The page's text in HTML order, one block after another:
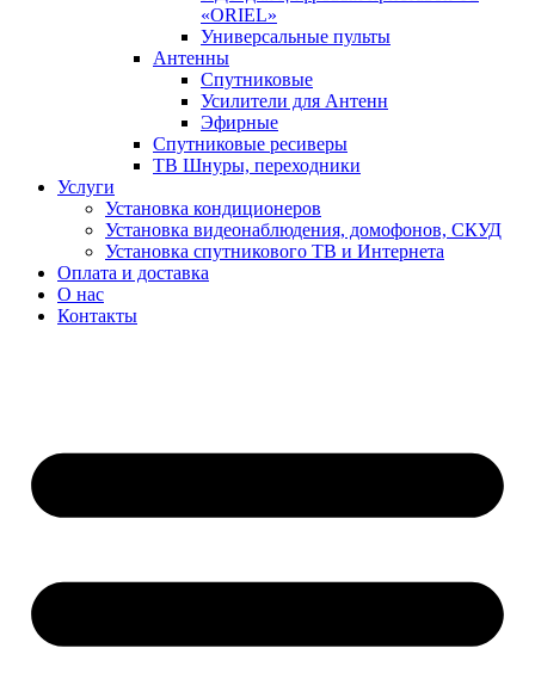
«ORIEL»
Универсальные пульты
Антенны
Спутниковые
Усилители для Антенн
Эфирные
Спутниковые ресиверы
ТВ Шнуры, переходники
Услуги
Установка кондиционеров
Установка видеонаблюдения, домофонов, СКУД
Установка спутникового ТВ и Интернета
Оплата и доставка
О нас
Контакты